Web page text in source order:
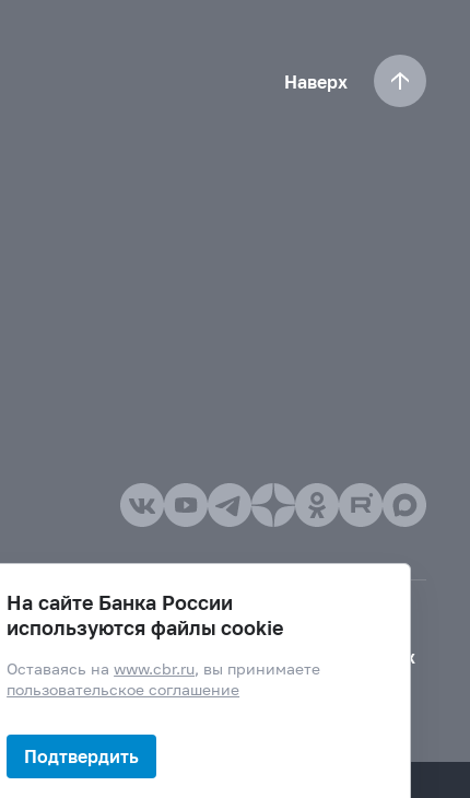
Наверх
Версия для слабовидящих
На сайте Банка России
используются файлы cookie
Оставаясь наwww.cbr.ru, вы принимаете
пользовательское соглашение
Подтвердить